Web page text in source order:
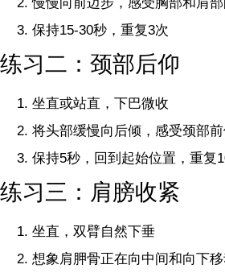
保持15-30秒，重复3次
练习二：颈部后仰
坐直或站直，下巴微收
将头部缓慢向后倾，感受颈部
保持5秒，回到起始位置，重复
练习三：肩膀收紧
坐直，双臂自然下垂
想象肩胛骨正在向中间和向下移